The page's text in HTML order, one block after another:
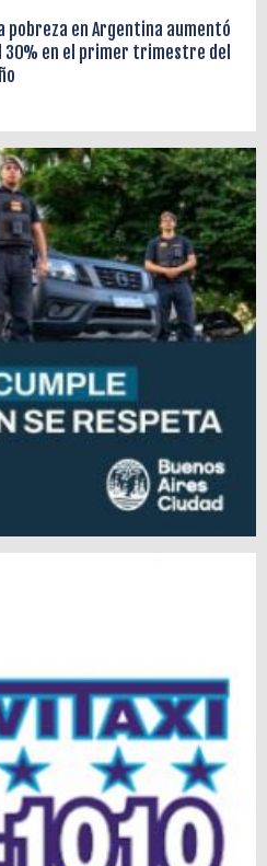
pobreza en Argentina aumentó
30% en el primer trimestre del